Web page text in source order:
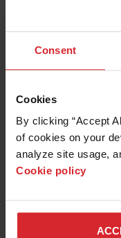
Consent
Cookies
By clicking “Accept
of cookies on your
analyze site usage,
Cookie policy
OPERAÇÕES